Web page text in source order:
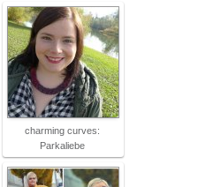
charming curves:
Parkaliebe